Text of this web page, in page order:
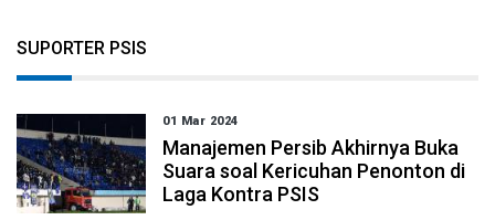
SUPORTER PSIS
01 Mar 2024
Manajemen Persib Akhirnya Buka
Suara soal Kericuhan Penonton di
Laga Kontra PSIS